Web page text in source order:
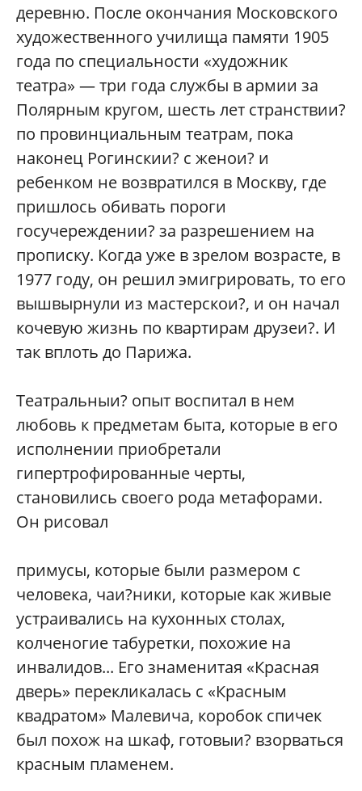
деревню. После окончания Московского
художественного училища памяти 1905
года по специальности «художник
театра» — три года службы в армии за
Полярным кругом, шесть лет странствии?
по провинциальным театрам, пока
наконец Рогинскии? с женои? и
ребенком не возвратился в Москву, где
пришлось обивать пороги
госучереждении? за разрешением на
прописку. Когда уже в зрелом возрасте, в
1977 году, он решил эмигрировать, то его
вышвырнули из мастерскои?, и он начал
кочевую жизнь по квартирам друзеи?. И
так вплоть до Парижа.
Театральныи? опыт воспитал в нем
любовь к предметам быта, которые в его
исполнении приобретали
гипертрофированные черты,
становились своего рода метафорами.
Он рисовал
примусы, которые были размером с
человека, чаи?ники, которые как живые
устраивались на кухонных столах,
колченогие табуретки, похожие на
инвалидов... Его знаменитая «Красная
дверь» перекликалась с «Красным
квадратом» Малевича, коробок спичек
был похож на шкаф, готовыи? взорваться
красным пламенем.